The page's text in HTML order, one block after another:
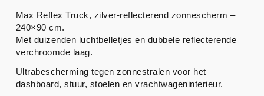
Max Reflex Truck, zilver-reflecterend zonnescherm –
240×90 cm.
Met duizenden luchtbelletjes en dubbele reflecterende
verchroomde laag.
Ultrabescherming tegen zonnestralen voor het
dashboard, stuur, stoelen en vrachtwageninterieur.